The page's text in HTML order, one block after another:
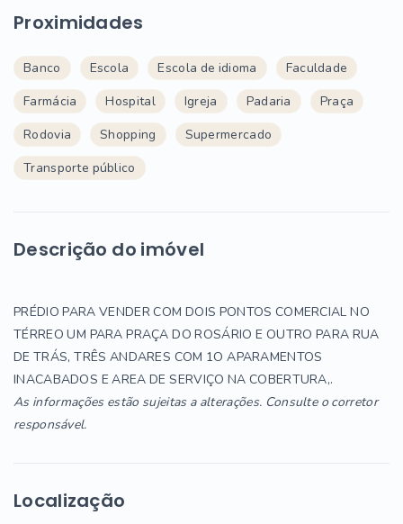
Proximidades
Banco Escola Escola de idioma
Faculdade
Farmácia
Hospital Igreja Padaria
Praça
Rodovia
Shopping
Supermercado
Transporte público
Descrição do imóvel
PRÉDIO PARA VENDER COM DOIS PONTOS COMERCIAL NO
TÉRREO UM PARA PRAÇA DO ROSÁRIO E OUTRO PARA RUA
DE TRÁS, TRÊS ANDARES COM 1O APARAMENTOS
INACABADOS E AREA DE SERVIÇO NA COBERTURA,.
As informações estão sujeitas a alterações. Consulte o corretor
responsável.
Localização